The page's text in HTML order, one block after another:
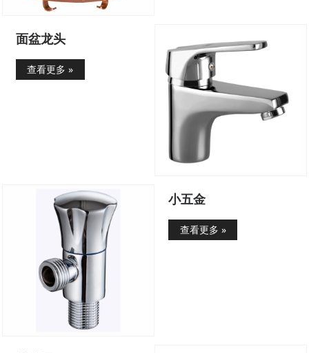
面盆龙头
查看更多 »
小五金
查看更多 »